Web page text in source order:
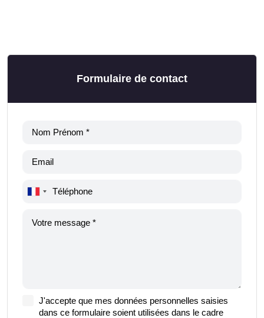
Formulaire de contact
J'accepte que mes données personnelles saisies
dans ce formulaire soient utilisées dans le cadre